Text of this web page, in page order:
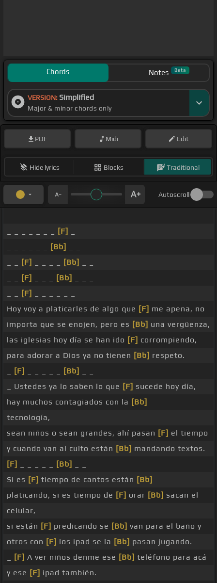
Chords Notes Beta
VERSION: Simplified
Major & minor chords only
PDF Midi Edit
Hide lyrics Blocks Traditional
Autoscroll
[F]
[Bb]
[F] [Bb]
[F] [Bb]
[F]
Hoy voy a platicarles de algo que [F] me apena, no
importa que se enojen, pero es [Bb] una vergüenza,
las iglesias hoy día se han ido [F] corrompiendo,
para adorar a Dios ya no tienen [Bb] respeto.
[F] [Bb]
_ Ustedes ya lo saben lo que [F] sucede hoy día,
hay muchos contagiados con la [Bb]
tecnología,
sean niños o sean grandes, ahí pasan [F] el tiempo
y cuando van al culto están [Bb] mandando textos.
[F]
[Bb]
Si es [F] tiempo de cantos están [Bb]
platicando, si es tiempo de [F] orar [Bb] sacan el
celular,
si están [F] predicando se [Bb] van para el baño y
otros con [F] los ipad se la [Bb] pasan jugando.
[F] A ver niños denme ese [Bb] teléfono para acá
y ese [F] ipad también.